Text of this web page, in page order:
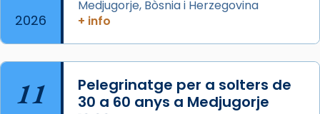
Mons. David Abadías.
📸 Dr. G. Simón
Foto
View on Facebook · Share
2026
Medjugorje, Bòsnia i Herzegovina
+ info
11
Pelegrinatge per a solters de
30 a 60 anys a Medjugorje